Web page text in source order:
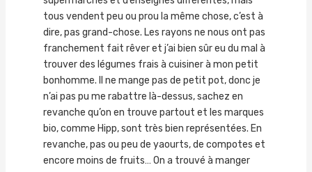
tous vendent peu ou prou la même chose, c’est à
dire, pas grand-chose. Les rayons ne nous ont pas
franchement fait rêver et j’ai bien sûr eu du mal à
trouver des légumes frais à cuisiner à mon petit
bonhomme. Il ne mange pas de petit pot, donc je
n’ai pas pu me rabattre là-dessus, sachez en
revanche qu’on en trouve partout et les marques
bio, comme Hipp, sont très bien représentées. En
revanche, pas ou peu de yaourts, de compotes et
encore moins de fruits… On a trouvé à manger